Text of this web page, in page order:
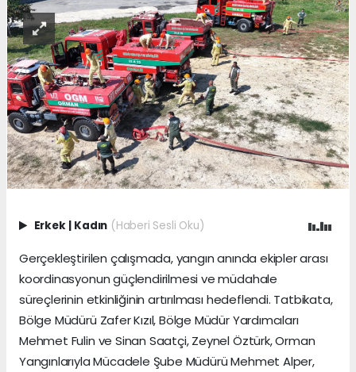
Erkek | Kadın (Haberi Sesli Oku)
Gerçekleştirilen çalışmada, yangın anında ekipler arası
koordinasyonun güçlendirilmesi ve müdahale
süreçlerinin etkinliğinin artırılması hedeflendi. Tatbikata,
Bölge Müdürü Zafer Kızıl, Bölge Müdür Yardımcıları
Mehmet Fulin ve Sinan Saatçi, Zeynel Öztürk, Orman
Yangınlarıyla Mücadele Şube Müdürü Mehmet Alper,